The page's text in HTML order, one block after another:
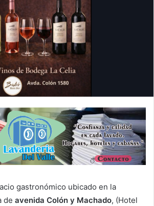
gastronómico ubicado en la
de avenida Colón y Machado, (Hotel